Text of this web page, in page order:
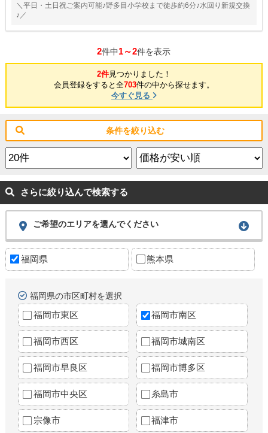
＼平日・土日祝ご案内可能♪野多目小学校まで徒歩約6分♪水回り新規交換
♪／
2件中1～2件を表示
2件見つかりました！
会員登録をすると全703件の中から探せます。
今すぐ見る
条件を絞り込む
さらに絞り込んで検索する
ご希望のエリアを選んでください
福岡県 熊本県
福岡県の市区町村を選択
福岡市東区 福岡市南区
福岡市西区 福岡市城南区
福岡市早良区 福岡市博多区
福岡市中央区 糸島市
宗像市 福津市